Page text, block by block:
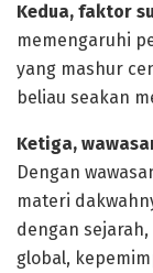
Kedua, faktor
memengaruhi
yang mashur
beliau seakan
Ketiga,
Dengan
materi
dengan
global,